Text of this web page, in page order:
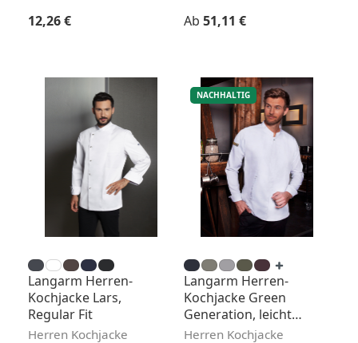
Regulärer Preis:
12,26 € Regulärer Preis:
Ab 51,11 €
Langarm Herren-
Kochjacke Lars,
Regular Fit
Herren Kochjacke
NACHHALTIG
Langarm Herren-
Kochjacke Green
Generation, leicht
tailliert
Herren Kochjacke